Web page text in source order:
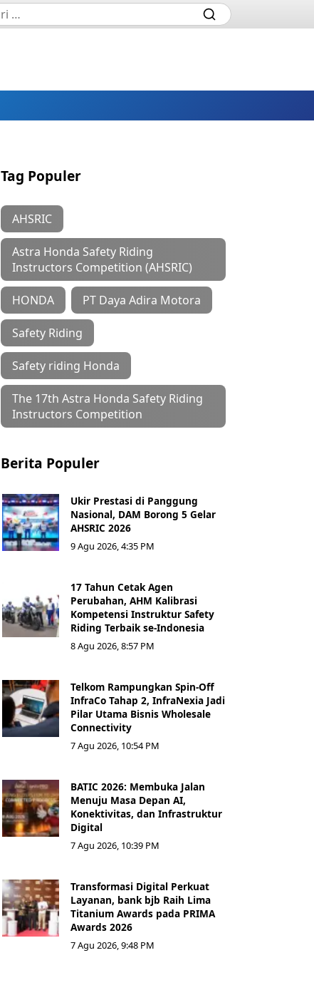
Tag Populer
AHSRIC
Astra Honda Safety Riding
Instructors Competition (AHSRIC)
HONDA PT Daya Adira Motora
Safety Riding
Safety riding Honda
The 17th Astra Honda Safety Riding
Instructors Competition
Berita Populer
Ukir Prestasi di Panggung
Nasional, DAM Borong 5 Gelar
AHSRIC 2026
9 Agu 2026, 4:35 PM
17 Tahun Cetak Agen
Perubahan, AHM Kalibrasi
Kompetensi Instruktur Safety
Riding Terbaik se-Indonesia
8 Agu 2026, 8:57 PM
Telkom Rampungkan Spin-Off
InfraCo Tahap 2, InfraNexia Jadi
Pilar Utama Bisnis Wholesale
Connectivity
7 Agu 2026, 10:54 PM
BATIC 2026: Membuka Jalan
Menuju Masa Depan AI,
Konektivitas, dan Infrastruktur
Digital
7 Agu 2026, 10:39 PM
Transformasi Digital Perkuat
Layanan, bank bjb Raih Lima
Titanium Awards pada PRIMA
Awards 2026
7 Agu 2026, 9:48 PM